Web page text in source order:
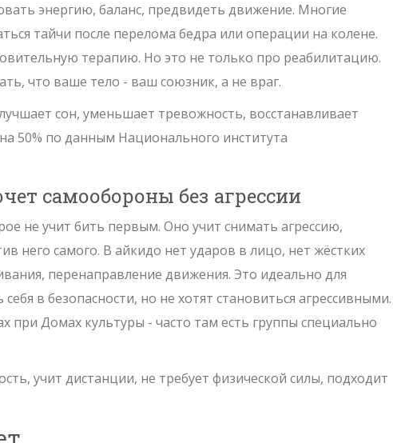
энергию, баланс, предвидеть движение. Многие
тайчи после перелома бедра или операции на колене.
терапию. Но это не только про реабилитацию.
что ваше тело - ваш союзник, а не враг.
сон, уменьшает тревожность, восстанавливает
50% по данным Национального института
самообороны без агрессии
не учит бить первым. Оно учит снимать агрессию,
него самого. В айкидо нет ударов в лицо, нет жёстких
перенаправление движения. Это идеально для
в безопасности, но не хотят становиться агрессивными.
при Домах культуры - часто там есть группы специально
учит дистанции, не требует физической силы, подходит